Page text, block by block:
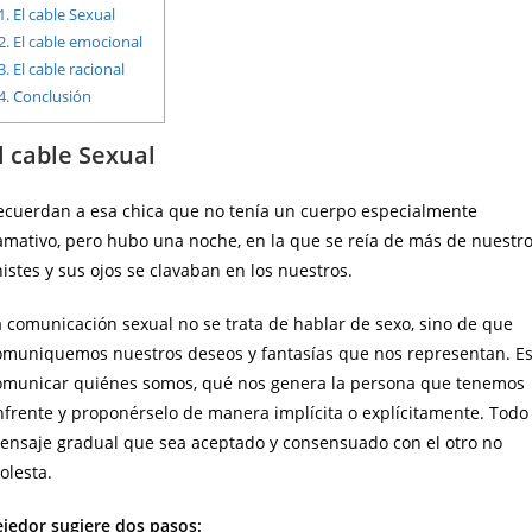
1.El cable Sexual
El cable emocional
El cable racional
Conclusión
cable Sexual
a esa chica que no tenía un cuerpo especialmente
pero hubo una noche, en la que se reía de más de
y sus ojos se clavaban en los nuestros.
comunicación sexual no se trata de hablar de sexo, sino de que
nuestros deseos y fantasías que nos representan. Es
quiénes somos, qué nos genera la persona que tenemos
y proponérselo de manera implícita o explícitamente. Todo
gradual que sea aceptado y consensuado con el otro no
sugiere dos pasos: